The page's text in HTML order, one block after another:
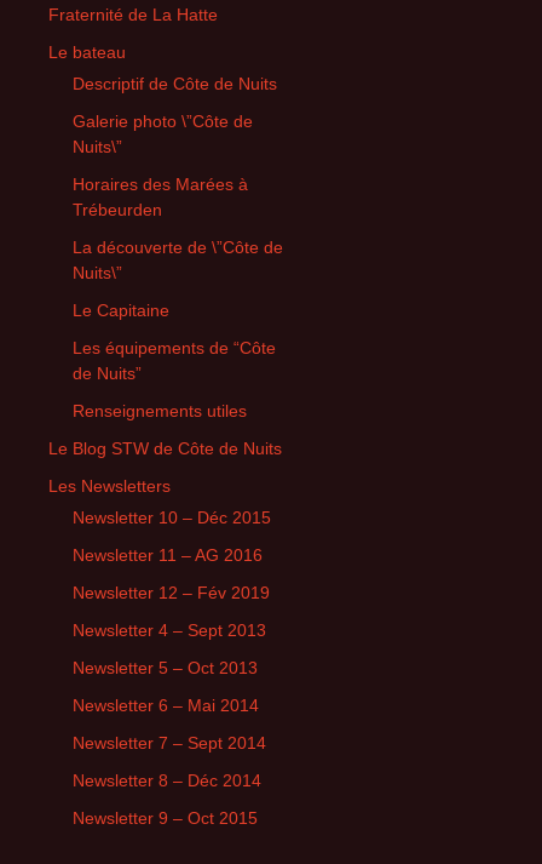
Fraternité de La Hatte
Le bateau
Descriptif de Côte de Nuits
Galerie photo \”Côte de
Nuits\”
Horaires des Marées à
Trébeurden
La découverte de \”Côte de
Nuits\”
Le Capitaine
Les équipements de “Côte
de Nuits”
Renseignements utiles
Le Blog STW de Côte de Nuits
Les Newsletters
Newsletter 10 – Déc 2015
Newsletter 11 – AG 2016
Newsletter 12 – Fév 2019
Newsletter 4 – Sept 2013
Newsletter 5 – Oct 2013
Newsletter 6 – Mai 2014
Newsletter 7 – Sept 2014
Newsletter 8 – Déc 2014
Newsletter 9 – Oct 2015